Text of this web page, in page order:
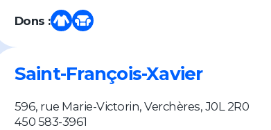
Dons :
Saint-François-Xavier
596, rue Marie-Victorin, Verchères, J0L 2R0
450 583-3961